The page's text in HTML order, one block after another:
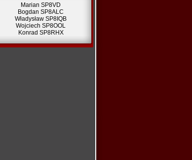
Marian SP8VD
Bogdan SP8ALC
Władysław SP8IQB
Wojciech SP8OOL
Konrad SP8RHX